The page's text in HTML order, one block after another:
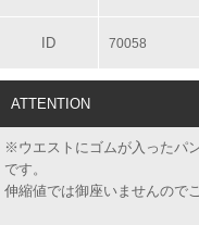
ID 70058
ATTENTION
※ウエストにゴムが入ったパ
です。
伸縮値では御座いませんので